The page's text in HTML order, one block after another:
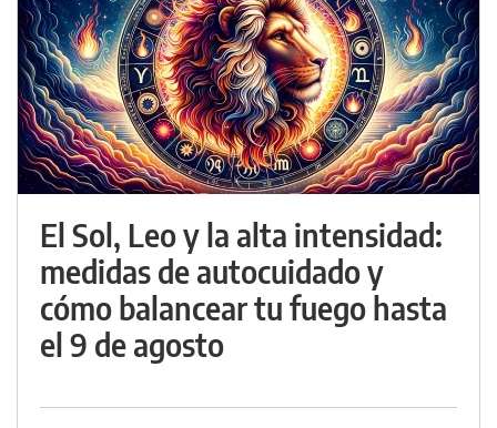
El Sol, Leo y la alta intensidad:
medidas de autocuidado y
cómo balancear tu fuego hasta
el 9 de agosto